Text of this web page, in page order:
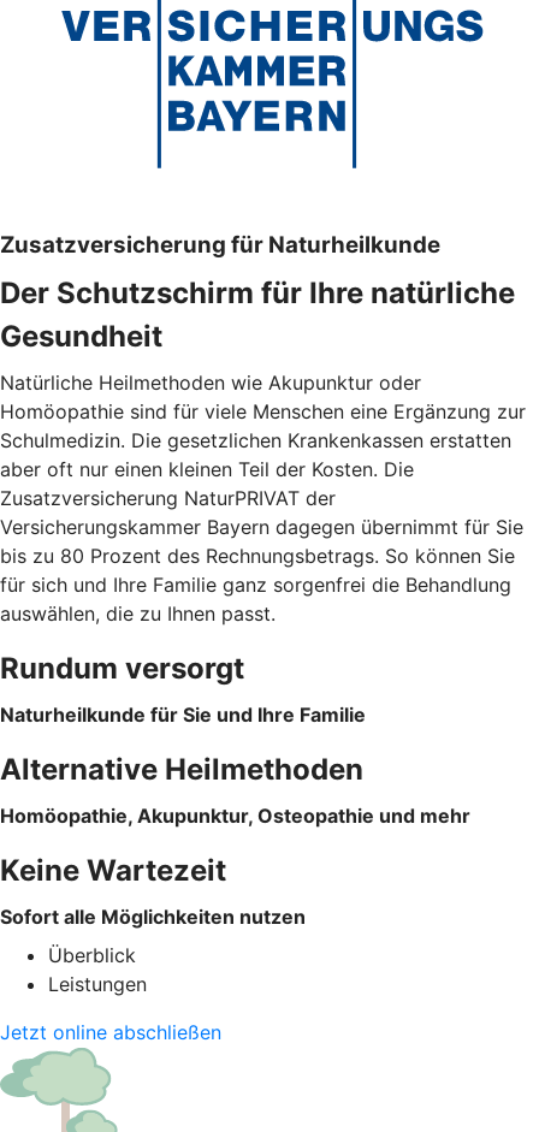
Zusatzversicherung für Naturheilkunde
Der Schutzschirm für Ihre natürliche
Gesundheit
Natürliche Heilmethoden wie Akupunktur oder
Homöopathie sind für viele Menschen eine Ergänzung zur
Schulmedizin. Die gesetzlichen Krankenkassen erstatten
aber oft nur einen kleinen Teil der Kosten. Die
Zusatzversicherung NaturPRIVAT der
Versicherungskammer Bayern dagegen übernimmt für Sie
bis zu 80 Prozent des Rechnungsbetrags. So können Sie
für sich und Ihre Familie ganz sorgenfrei die Behandlung
auswählen, die zu Ihnen passt.
Rundum versorgt
Naturheilkunde für Sie und Ihre Familie
Alternative Heilmethoden
Homöopathie, Akupunktur, Osteopathie und mehr
Keine Wartezeit
Sofort alle Möglichkeiten nutzen
Überblick
Leistungen
Jetzt online abschließen